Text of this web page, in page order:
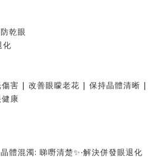
乾眼
化
害 | 改善眼矇老花 | 保持晶體清晰 |
康
體混濁: 睇嘢清楚✨‧解決併發眼退化